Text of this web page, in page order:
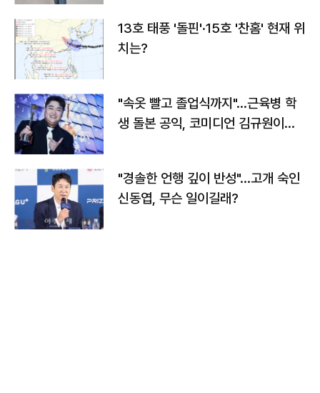
13호 태풍 '돌핀'·15호 '찬홈' 현재 위
치는?
"속옷 빨고 졸업식까지"…근육병 학
생 돌본 공익, 코미디언 김규원이었
"경솔한 언행 깊이 반성"…고개 숙인
신동엽, 무슨 일이길래?